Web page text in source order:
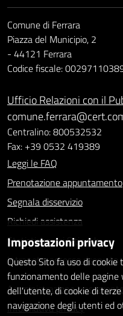
Comune di Ferrara
Piazza del Municipio, 2
- 44121 Ferrara
Codice fiscale:
Ufficio Relazioni con il
Centralino: 800532532
Fax: +39 0532 419389
Leggi le FAQ
Prenotazione appuntamento
Segnala disservizio
Richiedi assistenza
Statistiche dei Siti web
Intranet - accesso riservato
Amministrazione trasparente
Informativa privacy
Impostazioni privacy
Questo Sito fa uso di
funzionamento delle pagine
dell'utente, di cookie di
navigazione degli utenti ed